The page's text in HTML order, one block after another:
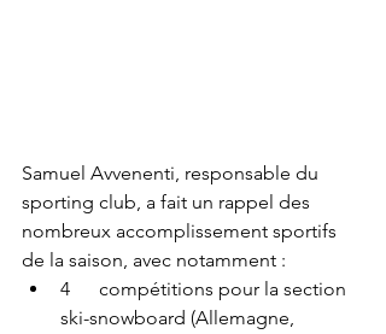
Samuel Avvenenti, responsable du
sporting club, a fait un rappel des
nombreux accomplissement sportifs
de la saison, avec notamment :
4      compétitions pour la section
ski-snowboard (Allemagne,